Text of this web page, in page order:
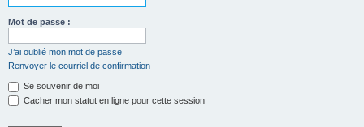
Mot de passe :
J’ai oublié mon mot de passe
Renvoyer le courriel de confirmation
Se souvenir de moi
Cacher mon statut en ligne pour cette session